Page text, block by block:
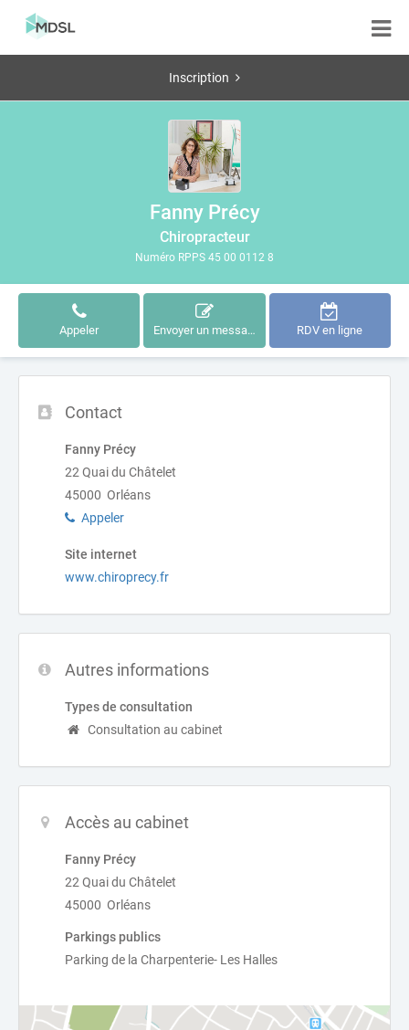
Inscription
Fanny Précy
Chiropracteur
Numéro RPPS 45 00 0112 8
Appeler Envoyer un message RDV en ligne
Contact
Fanny Précy
22 Quai du Châtelet
45000 Orléans
Appeler
Site internet
www.chiroprecy.fr
Autres informations
Types de consultation
Consultation au cabinet
Accès au cabinet
Fanny Précy
22 Quai du Châtelet
45000 Orléans
Parkings publics
Parking de la Charpenterie- Les Halles